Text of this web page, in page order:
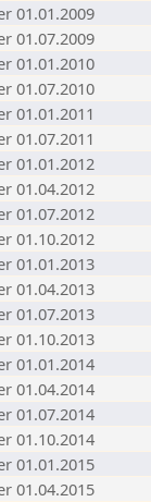
01.01.2009
01.07.2009
01.01.2010
01.07.2010
01.01.2011
01.07.2011
01.01.2012
01.04.2012
01.07.2012
01.10.2012
01.01.2013
01.04.2013
01.07.2013
01.10.2013
01.01.2014
01.04.2014
01.07.2014
01.10.2014
01.01.2015
01.04.2015